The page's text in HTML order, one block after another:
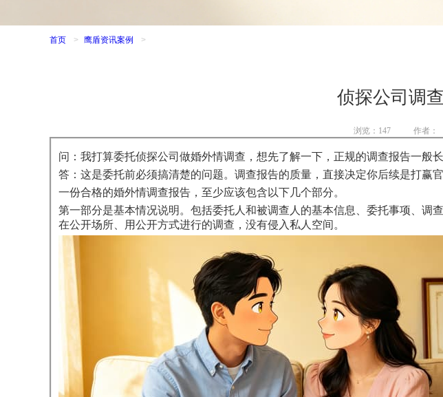
首页 > 鹰盾资讯案例 >
侦探公司调
浏览： 147 作者：
问：我打算委托侦探公司做婚外情调查，想先了解一下，正规的调查报告一般
答：这是委托前必须搞清楚的问题。调查报告的质量，直接决定你后续是打赢官
一份合格的婚外情调查报告，至少应该包含以下几个部分。
第一部分是基本情况说明。包括委托人和被调查人的基本信息、委托事项、
在公开场所、用公开方式进行的调查，没有侵入私人空间。